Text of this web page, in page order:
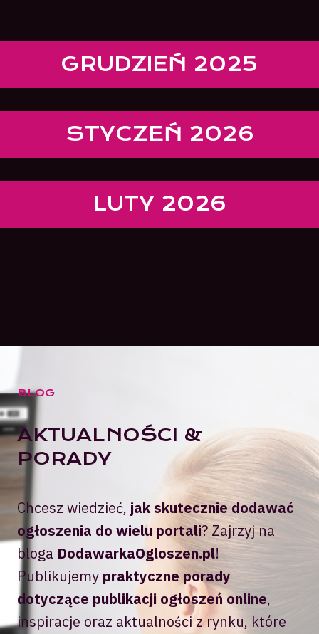
GRUDZIEŃ 2025
STYCZEŃ 2026
LUTY 2026
BLOG
AKTUALNOŚCI &
PORADY
Chcesz wiedzieć, jak skutecznie dodawać
ogłoszenia do wielu portali? Zajrzyj na
bloga DodawarkaOgloszen.pl!
Publikujemy praktyczne porady
dotyczące publikacji ogłoszeń online,
inspiracje oraz aktualności z rynku, które